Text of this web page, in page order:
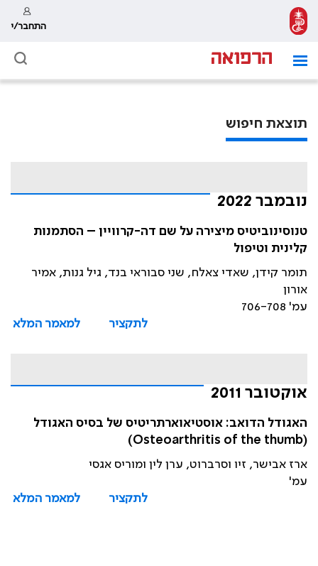
התחבר/י
תוצאת חיפוש
נובמבר 2022
טנוסינוביטיס מיצירה על שם דה-קרוויין – הסתמנות
קלינית וטיפול
תומר קידן, שאדי צאלח, שני סבוראי בנד, גיל גנות, אמיר
אורון
עמ' 706-708
לתקציר
למאמר המלא
אוקטובר 2011
האגודל הדואב: אוסטיאוארתריטיס של בסיס האגודל
(Osteoarthritis of the thumb)
ארז אבישר, זיו וסרברוט, ערן לין ומוריס אגסי
עמ'
לתקציר
למאמר המלא